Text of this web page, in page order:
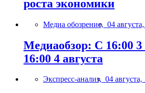
роста экономики
Медиа обозрение, 04
Медиаобзор: С 16:00 3
16:00 4 августа
Экспресс-анализ, 04 августа,